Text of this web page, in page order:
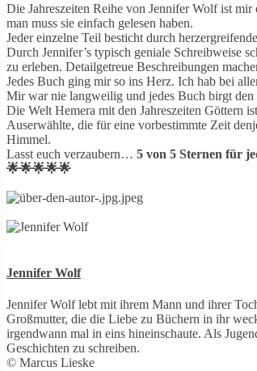
Die Jahreszeiten Reihe von Jennifer Wolf ist
man muss sie einfach gelesen haben.
Jeder einzelne Teil besticht durch
Durch Jennifer’s typisch geniale Schreibweise
zu erleben. Detailgetreue Beschreibungen
Jedes Buch ging mir so ins Herz. Ich hab bei
Mir war nie langweilig und jedes Buch birgt den
Die Welt Hemera mit den Jahreszeiten Göttern
Auserwählte, die für eine vorbestimmte Zeit
Himmel.
Lasst euch verzaubern… 5 von 5 Sternen für
🌟🌟🌟🌟🌟
Jennifer Wolf
Jennifer Wolf lebt mit ihrem Mann und ihrer
Großmutter, die die Liebe zu Büchern in ihr
irgendwann mal in eins hineinschaute. Als
Geschichten zu schreiben.
© Marcus Lieske